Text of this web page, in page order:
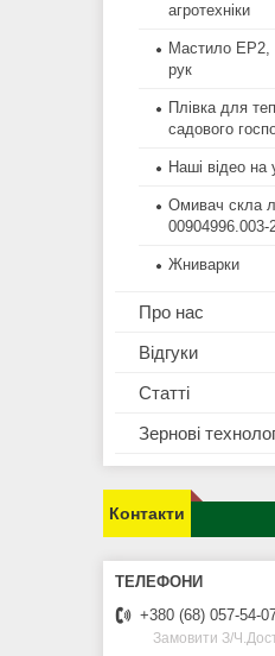
агротехніки
Мастило EP2,
рук
Плівка для
садового
Наші відео на
Омивач скла
00904996.003-
Жниварки
Про нас
Відгуки
Статті
Зернові
Контакти
+380 (68) 057-54-
Замовити З/